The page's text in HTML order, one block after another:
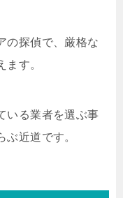
の探偵で、厳格な
す。
いる業者を選ぶ事
近道です。